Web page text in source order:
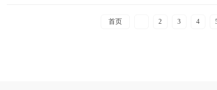
首页 2 3 4